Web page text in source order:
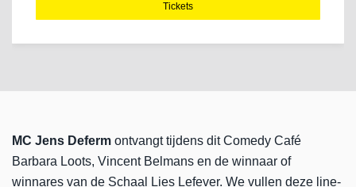
Tickets
MC Jens Deferm ontvangt tijdens dit Comedy Café
Barbara Loots, Vincent Belmans en de winnaar of
winnares van de Schaal Lies Lefever. We vullen deze line-